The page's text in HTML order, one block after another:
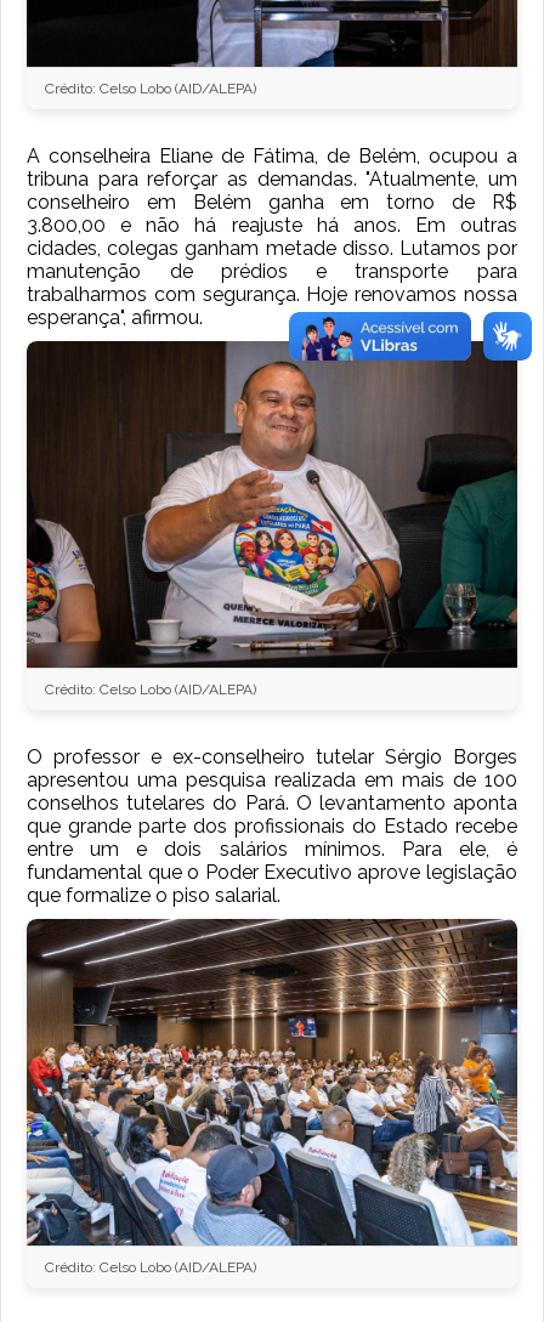
Crédito: Celso Lobo (AID/ALEPA)
A conselheira Eliane de Fátima, de Belém, ocupou a
tribuna para reforçar as demandas. "Atualmente, um
conselheiro em Belém ganha em torno de R$
3.800,00 e não há reajuste há anos. Em outras
cidades, colegas ganham metade disso. Lutamos por
manutenção de prédios e transporte para
trabalharmos com segurança. Hoje renovamos nossa
esperança", afirmou.
Crédito: Celso Lobo (AID/ALEPA)
O professor e ex-conselheiro tutelar Sérgio Borges
apresentou uma pesquisa realizada em mais de 100
conselhos tutelares do Pará. O levantamento aponta
que grande parte dos profissionais do Estado recebe
entre um e dois salários mínimos. Para ele, é
fundamental que o Poder Executivo aprove legislação
que formalize o piso salarial.
Crédito: Celso Lobo (AID/ALEPA)